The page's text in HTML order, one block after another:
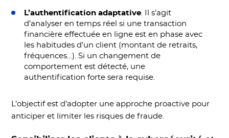
L’authentification adaptative . Il s’agit
d’analyser en temps réel si une transaction
financière effectuée en ligne est en phase avec
les habitudes d’un client (montant de retraits,
fréquences…). Si un changement de
comportement est détecté, une
authentification forte sera requise.
L’objectif est d’adopter une approche proactive pour
anticiper et limiter les risques de fraude.